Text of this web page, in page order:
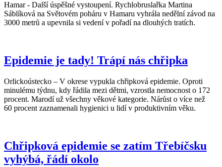
Hamar - Další úspěšné vystoupení. Rychlobruslařka Martina
Sáblíková na Světovém poháru v Hamaru vyhrála nedělní závod na
3000 metrů a upevnila si vedení v pořadí na dlouhých tratích.
Epidemie je tady! Trápí nás chřipka
Orlickoústecko – V okrese vypukla chřipková epidemie. Oproti
minulému týdnu, kdy řádila mezi dětmi, vzrostla nemocnost o 172
procent. Marodí už všechny věkové kategorie. Nárůst o více než
60 procent zaznamenali hygienici u lidí v produktivním věku.
Chřipková epidemie se zatím Třebíčsku
vyhýbá, řádí okolo